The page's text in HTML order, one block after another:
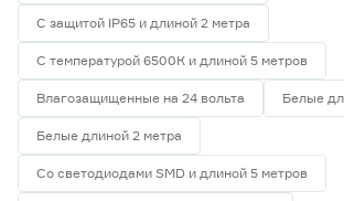
С защитой IP65 и длиной 2 метра
С температурой 6500К и длиной 5 метров
Влагозащищенные на 24 вольта Белые
Белые длиной 2 метра
Со светодиодами SMD и длиной 5 метров